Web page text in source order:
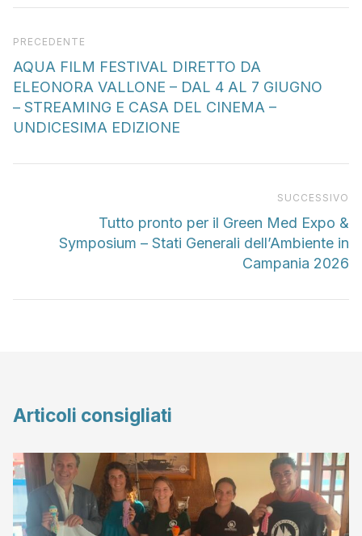
Articolo precedente
PRECEDENTE
AQUA FILM FESTIVAL DIRETTO DA
ELEONORA VALLONE – DAL 4 AL 7 GIUGNO
– STREAMING E CASA DEL CINEMA –
UNDICESIMA EDIZIONE
SUCCESSIVO
Tutto pronto per il Green Med Expo &
Symposium – Stati Generali dell’Ambiente in
Campania 2026
Articoli consigliati